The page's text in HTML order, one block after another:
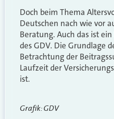
Doch beim Thema
Deutschen nach wie vor
Beratung. Auch das ist
des GDV. Die Grundlage
Betrachtung der
Laufzeit der
ist.
Grafik: GDV